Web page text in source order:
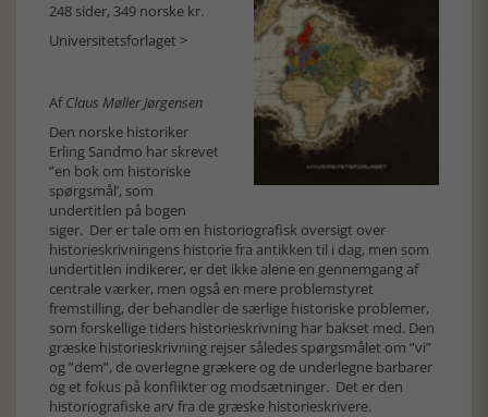
248 sider, 349 norske kr.
Universitetsforlaget >
AfClaus Møller Jørgensen
Den norske historiker
Erling Sandmo har skrevet
”en bok om historiske
spørgsmål’, som
undertitlen på bogen
siger. Der er tale om en historiografisk oversigt over
historieskrivningens historie fra antikken til i dag, men som
undertitlen indikerer, er det ikke alene en gennemgang af
centrale værker, men også en mere problemstyret
fremstilling, der behandler de særlige historiske problemer,
som forskellige tiders historieskrivning har bakset med. Den
græske historieskrivning rejser således spørgsmålet om ”vi”
og ”dem”, de overlegne grækere og de underlegne barbarer
og et fokus på konflikter og modsætninger. Det er den
historiografiske arv fra de græske historieskrivere.